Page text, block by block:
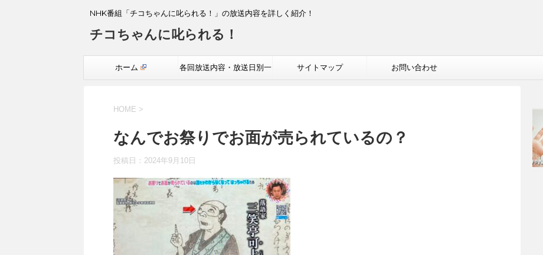
NHK番組「チコちゃんに叱られる！」の放送内容を詳しく紹介！
チコちゃんに叱られる！
ホーム 各回放送内容・放送日別一 サイトマップ お問い合わせ
HOME >
なんでお祭りでお面が売られているの？
投稿日： 2024年9月10日